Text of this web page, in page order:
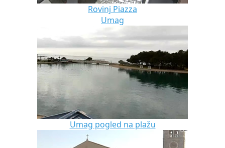
Rovinj Piazza
Umag
Umag pogled na plažu